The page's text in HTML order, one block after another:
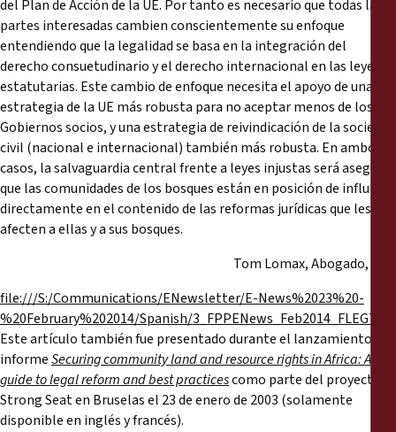
del Plan de Acción de la UE. Por tanto es necesario que todas las
partes interesadas cambien conscientemente su enfoque
entendiendo que la legalidad se basa en la integración del
derecho consuetudinario y el derecho internacional en las leyes
estatutarias. Este cambio de enfoque necesita el apoyo de una
estrategia de la UE más robusta para no aceptar menos de los
Gobiernos socios, y una estrategia de reivindicación de la sociedad
civil (nacional e internacional) también más robusta. En ambos
casos, la salvaguardia central frente a leyes injustas será asegurar
que las comunidades de los bosques están en posición de influir
directamente en el contenido de las reformas jurídicas que les
afecten a ellas y a sus bosques.
Tom Lomax, Abogado, FPP
file:///S:/Communications/ENewsletter/E-News%2023%20-
%20February%202014/Spanish/
Este artículo también fue presentado durante el lanzamiento del
informeSecuring community land and resource rights in Africa: A
guide to legal reform and best practicescomo parte del proyecto
Strong Seat en Bruselas el 23 de enero de 2003 (solamente
disponible en inglés y francés).